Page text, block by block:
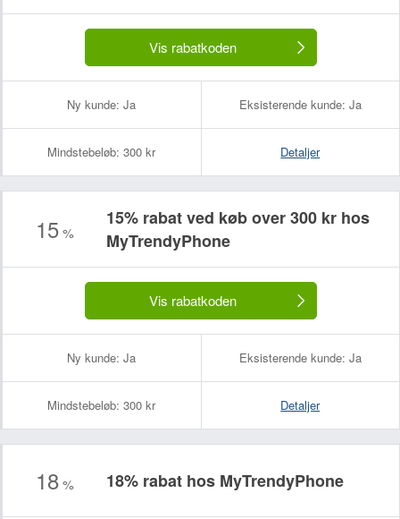
Vis rabatkoden
Ny kunde: Ja Eksisterende kunde: Ja
Mindstebeløb: 300 kr Detaljer
15 %
15% rabat ved køb over 300 kr hos
MyTrendyPhone
Vis rabatkoden
Ny kunde: Ja Eksisterende kunde: Ja
Mindstebeløb: 300 kr Detaljer
18 % 18% rabat hos MyTrendyPhone